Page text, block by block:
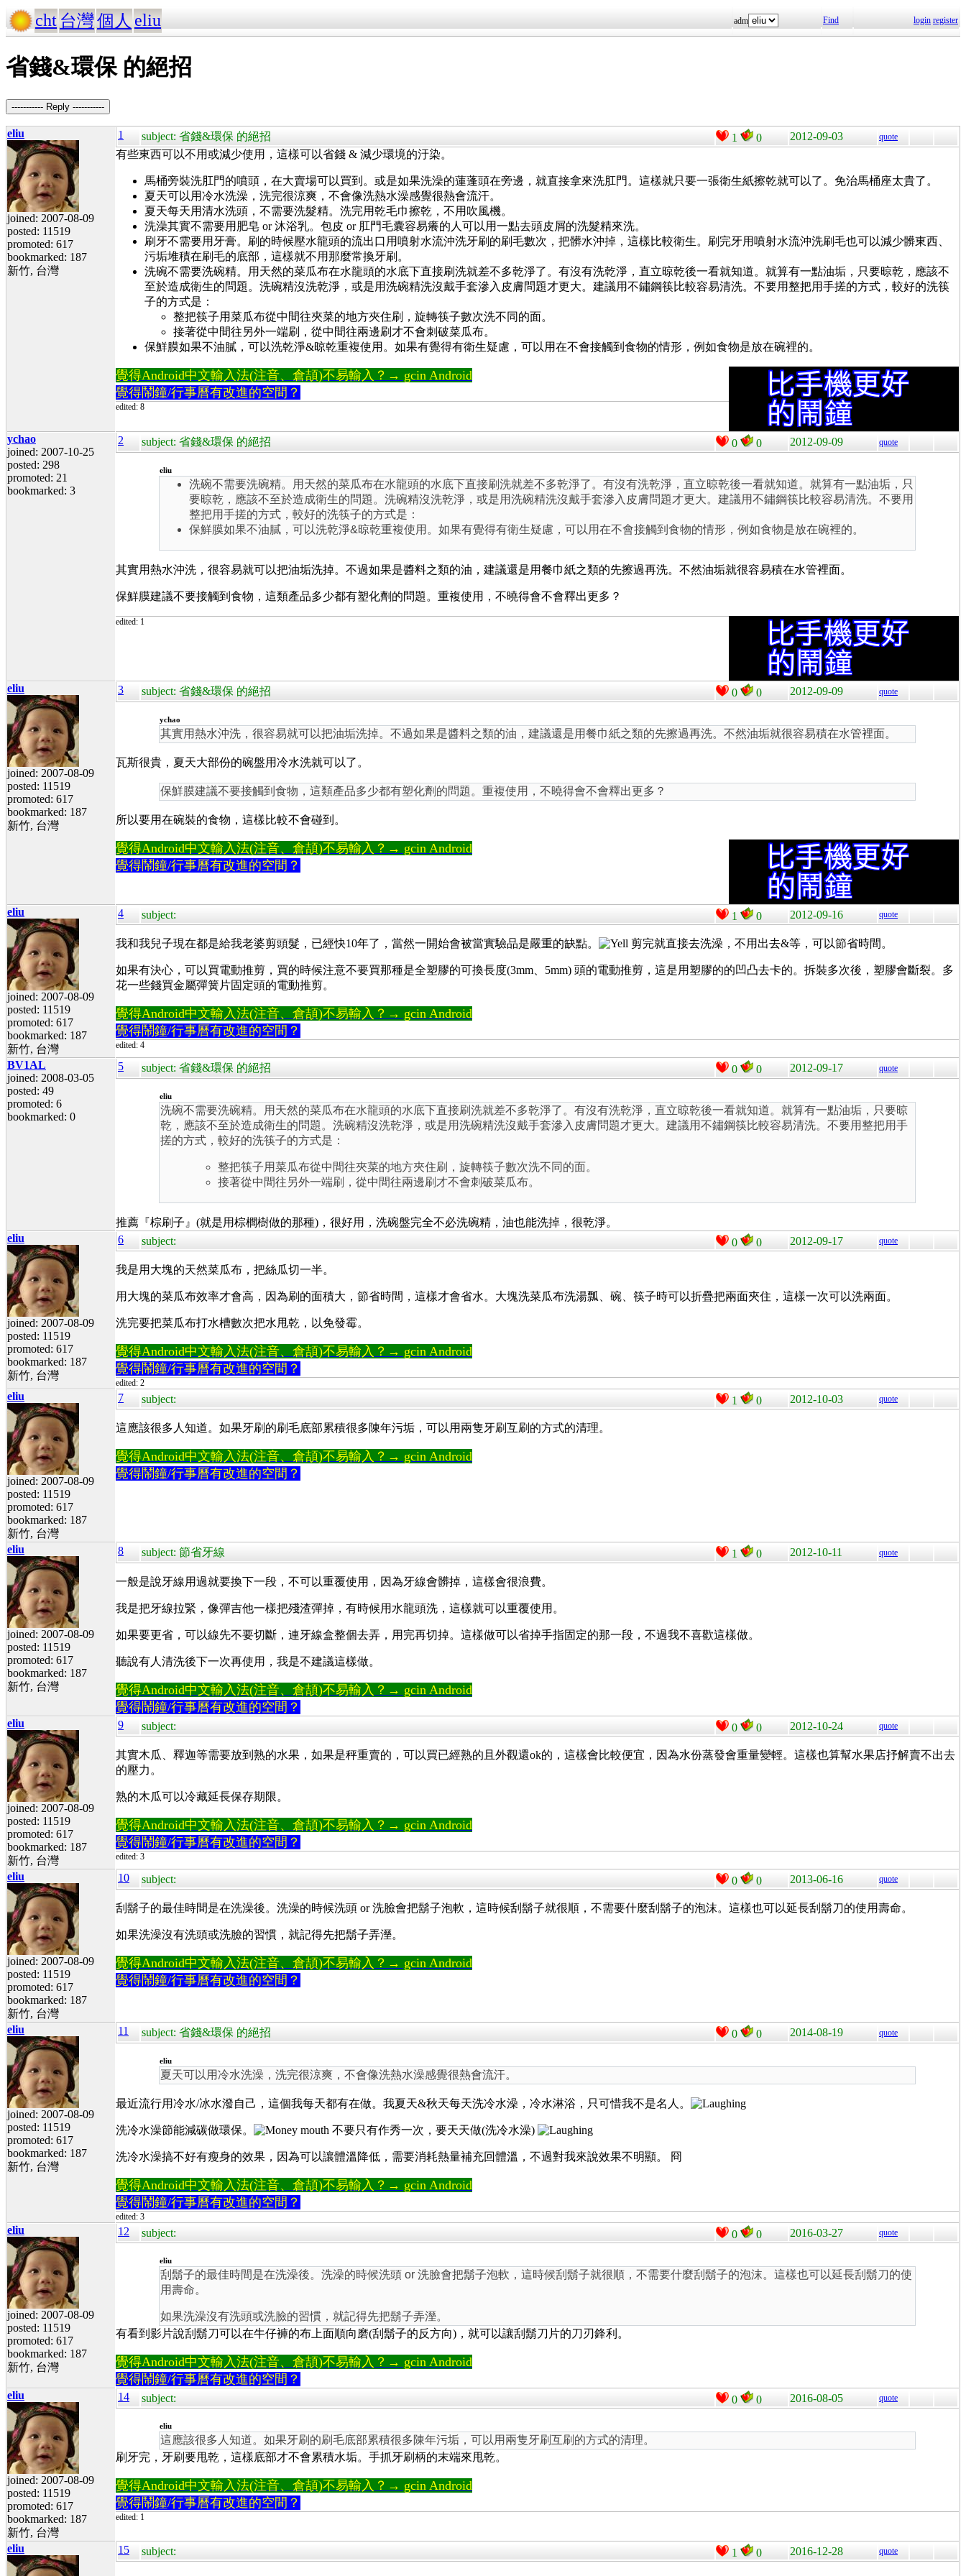
cht 台灣個人 eliu adm Find login register
省錢&環保 的絕招
----------- Reply -----------
eliu
joined: 2007-08-09
posted: 11519
promoted: 617
bookmarked: 187
新竹, 台灣
1 subject: 省錢&環保 的絕招 1 0 2012-09-03 quote
有些東西可以不用或減少使用，這樣可以省錢 & 減少環境的汙染。
馬桶旁裝洗肛門的噴頭，在大賣場可以買到。或是如果洗澡的蓮蓬頭在旁邊，就直接拿來洗肛門。這樣就只要一張衛生紙擦乾就可以了。免治馬桶座太貴了。
夏天可以用冷水洗澡，洗完很涼爽，不會像洗熱水澡感覺很熱會流汗。
夏天每天用清水洗頭，不需要洗髮精。洗完用乾毛巾擦乾，不用吹風機。
洗澡其實不需要用肥皂 or 沐浴乳。包皮 or 肛門毛囊容易癢的人可以用一點去頭皮屑的洗髮精來洗。
刷牙不需要用牙膏。刷的時候壓水龍頭的流出口用噴射水流沖洗牙刷的刷毛數次，把髒水沖掉，這樣比較衛生。刷完牙用噴射水流沖洗刷毛也可以減少髒東西、
污垢堆積在刷毛的底部，這樣就不用那麼常換牙刷。
洗碗不需要洗碗精。用天然的菜瓜布在水龍頭的水底下直接刷洗就差不多乾淨了。有沒有洗乾淨，直立晾乾後一看就知道。就算有一點油垢，只要晾乾，應該不
至於造成衛生的問題。洗碗精沒洗乾淨，或是用洗碗精洗沒戴手套滲入皮膚問題才更大。建議用不鏽鋼筷比較容易清洗。不要用整把用手搓的方式，較好的洗筷
子的方式是：
整把筷子用菜瓜布從中間往夾菜的地方夾住刷，旋轉筷子數次洗不同的面。
接著從中間往另外一端刷，從中間往兩邊刷才不會刺破菜瓜布。
保鮮膜如果不油膩，可以洗乾淨&晾乾重複使用。如果有覺得有衛生疑慮，可以用在不會接觸到食物的情形，例如食物是放在碗裡的。
覺得Android中文輸入法(注音、倉頡)不易輸入？→ gcin Android
覺得鬧鐘/行事曆有改進的空間？
edited: 8
ychao
joined: 2007-10-25
posted: 298
promoted: 21
bookmarked: 3
2 subject: 省錢&環保 的絕招 0 0 2012-09-09 quote
eliu
洗碗不需要洗碗精。用天然的菜瓜布在水龍頭的水底下直接刷洗就差不多乾淨了。有沒有洗乾淨，直立晾乾後一看就知道。就算有一點油垢，只
要晾乾，應該不至於造成衛生的問題。洗碗精沒洗乾淨，或是用洗碗精洗沒戴手套滲入皮膚問題才更大。建議用不鏽鋼筷比較容易清洗。不要用
整把用手搓的方式，較好的洗筷子的方式是：
保鮮膜如果不油膩，可以洗乾淨&晾乾重複使用。如果有覺得有衛生疑慮，可以用在不會接觸到食物的情形，例如食物是放在碗裡的。
其實用熱水沖洗，很容易就可以把油垢洗掉。不過如果是醬料之類的油，建議還是用餐巾紙之類的先擦過再洗。不然油垢就很容易積在水管裡面。
保鮮膜建議不要接觸到食物，這類產品多少都有塑化劑的問題。重複使用，不曉得會不會釋出更多？
edited: 1
eliu
joined: 2007-08-09
posted: 11519
promoted: 617
bookmarked: 187
新竹, 台灣
3 subject: 省錢&環保 的絕招 0 0 2012-09-09 quote
ychao
其實用熱水沖洗，很容易就可以把油垢洗掉。不過如果是醬料之類的油，建議還是用餐巾紙之類的先擦過再洗。不然油垢就很容易積在水管裡面。
瓦斯很貴，夏天大部份的碗盤用冷水洗就可以了。
保鮮膜建議不要接觸到食物，這類產品多少都有塑化劑的問題。重複使用，不曉得會不會釋出更多？
所以要用在碗裝的食物，這樣比較不會碰到。
覺得Android中文輸入法(注音、倉頡)不易輸入？→ gcin Android
覺得鬧鐘/行事曆有改進的空間？
eliu
joined: 2007-08-09
posted: 11519
promoted: 617
bookmarked: 187
新竹, 台灣
4 subject: 1 0 2012-09-16 quote
我和我兒子現在都是給我老婆剪頭髮，已經快10年了，當然一開始會被當實驗品是嚴重的缺點。 剪完就直接去洗澡，不用出去&等，可以節省時間。
如果有決心，可以買電動推剪，買的時候注意不要買那種是全塑膠的可換長度(3mm、5mm) 頭的電動推剪，這是用塑膠的的凹凸去卡的。拆裝多次後，塑膠會斷裂。多
花一些錢買金屬彈簧片固定頭的電動推剪。
覺得Android中文輸入法(注音、倉頡)不易輸入？→ gcin Android
覺得鬧鐘/行事曆有改進的空間？
edited: 4
BV1AL
joined: 2008-03-05
posted: 49
promoted: 6
bookmarked: 0
5 subject: 省錢&環保 的絕招 0 0 2012-09-17 quote
eliu
洗碗不需要洗碗精。用天然的菜瓜布在水龍頭的水底下直接刷洗就差不多乾淨了。有沒有洗乾淨，直立晾乾後一看就知道。就算有一點油垢，只要晾
乾，應該不至於造成衛生的問題。洗碗精沒洗乾淨，或是用洗碗精洗沒戴手套滲入皮膚問題才更大。建議用不鏽鋼筷比較容易清洗。不要用整把用手
搓的方式，較好的洗筷子的方式是：
整把筷子用菜瓜布從中間往夾菜的地方夾住刷，旋轉筷子數次洗不同的面。
接著從中間往另外一端刷，從中間往兩邊刷才不會刺破菜瓜布。
推薦『棕刷子』(就是用棕櫚樹做的那種)，很好用，洗碗盤完全不必洗碗精，油也能洗掉，很乾淨。
eliu
joined: 2007-08-09
posted: 11519
promoted: 617
bookmarked: 187
新竹, 台灣
6 subject: 0 0 2012-09-17 quote
我是用大塊的天然菜瓜布，把絲瓜切一半。
用大塊的菜瓜布效率才會高，因為刷的面積大，節省時間，這樣才會省水。大塊洗菜瓜布洗湯瓢、碗、筷子時可以折疊把兩面夾住，這樣一次可以洗兩面。
洗完要把菜瓜布打水槽數次把水甩乾，以免發霉。
覺得Android中文輸入法(注音、倉頡)不易輸入？→ gcin Android
覺得鬧鐘/行事曆有改進的空間？
edited: 2
eliu
joined: 2007-08-09
posted: 11519
promoted: 617
bookmarked: 187
新竹, 台灣
7 subject: 1 0 2012-10-03 quote
這應該很多人知道。如果牙刷的刷毛底部累積很多陳年污垢，可以用兩隻牙刷互刷的方式的清理。
覺得Android中文輸入法(注音、倉頡)不易輸入？→ gcin Android
覺得鬧鐘/行事曆有改進的空間？
eliu
joined: 2007-08-09
posted: 11519
promoted: 617
bookmarked: 187
新竹, 台灣
8 subject: 節省牙線 1 0 2012-10-11 quote
一般是說牙線用過就要換下一段，不可以重覆使用，因為牙線會髒掉，這樣會很浪費。
我是把牙線拉緊，像彈吉他一樣把殘渣彈掉，有時候用水龍頭洗，這樣就可以重覆使用。
如果要更省，可以線先不要切斷，連牙線盒整個去弄，用完再切掉。這樣做可以省掉手指固定的那一段，不過我不喜歡這樣做。
聽說有人清洗後下一次再使用，我是不建議這樣做。
覺得Android中文輸入法(注音、倉頡)不易輸入？→ gcin Android
覺得鬧鐘/行事曆有改進的空間？
eliu
joined: 2007-08-09
posted: 11519
promoted: 617
bookmarked: 187
新竹, 台灣
9 subject: 0 0 2012-10-24 quote
其實木瓜、釋迦等需要放到熟的水果，如果是秤重賣的，可以買已經熟的且外觀還ok的，這樣會比較便宜，因為水份蒸發會重量變輕。這樣也算幫水果店抒解賣不出去
的壓力。
熟的木瓜可以冷藏延長保存期限。
覺得Android中文輸入法(注音、倉頡)不易輸入？→ gcin Android
覺得鬧鐘/行事曆有改進的空間？
edited: 3
eliu
joined: 2007-08-09
posted: 11519
promoted: 617
bookmarked: 187
新竹, 台灣
10 subject: 0 0 2013-06-16 quote
刮鬍子的最佳時間是在洗澡後。洗澡的時候洗頭 or 洗臉會把鬍子泡軟，這時候刮鬍子就很順，不需要什麼刮鬍子的泡沫。這樣也可以延長刮鬍刀的使用壽命。
如果洗澡沒有洗頭或洗臉的習慣，就記得先把鬍子弄溼。
覺得Android中文輸入法(注音、倉頡)不易輸入？→ gcin Android
覺得鬧鐘/行事曆有改進的空間？
eliu
joined: 2007-08-09
posted: 11519
promoted: 617
bookmarked: 187
新竹, 台灣
11 subject: 省錢&環保 的絕招 0 0 2014-08-19 quote
eliu
夏天可以用冷水洗澡，洗完很涼爽，不會像洗熱水澡感覺很熱會流汗。
最近流行用冷水/冰水潑自己，這個我每天都有在做。我夏天&秋天每天洗冷水澡，冷水淋浴，只可惜我不是名人。
洗冷水澡節能減碳做環保。 不要只有作秀一次，要天天做(洗冷水澡)
洗冷水澡搞不好有瘦身的效果，因為可以讓體溫降低，需要消耗熱量補充回體溫，不過對我來說效果不明顯。 冏
覺得Android中文輸入法(注音、倉頡)不易輸入？→ gcin Android
覺得鬧鐘/行事曆有改進的空間？
edited: 3
eliu
joined: 2007-08-09
posted: 11519
promoted: 617
bookmarked: 187
新竹, 台灣
12 subject: 0 0 2016-03-27 quote
eliu
刮鬍子的最佳時間是在洗澡後。洗澡的時候洗頭 or 洗臉會把鬍子泡軟，這時候刮鬍子就很順，不需要什麼刮鬍子的泡沫。這樣也可以延長刮鬍刀的使
用壽命。
如果洗澡沒有洗頭或洗臉的習慣，就記得先把鬍子弄溼。
有看到影片說刮鬍刀可以在牛仔褲的布上面順向磨(刮鬍子的反方向)，就可以讓刮鬍刀片的刀刃鋒利。
覺得Android中文輸入法(注音、倉頡)不易輸入？→ gcin Android
覺得鬧鐘/行事曆有改進的空間？
eliu
joined: 2007-08-09
posted: 11519
promoted: 617
bookmarked: 187
新竹, 台灣
14 subject: 0 0 2016-08-05 quote
eliu
這應該很多人知道。如果牙刷的刷毛底部累積很多陳年污垢，可以用兩隻牙刷互刷的方式的清理。
刷牙完，牙刷要甩乾，這樣底部才不會累積水垢。手抓牙刷柄的末端來甩乾。
覺得Android中文輸入法(注音、倉頡)不易輸入？→ gcin Android
覺得鬧鐘/行事曆有改進的空間？
edited: 1
eliu 15 subject: 1 0 2016-12-28 quote